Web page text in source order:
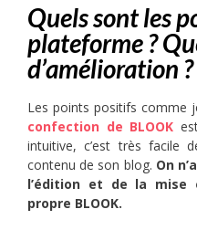
Quels sont les
plateforme ?
d’amélioration ?
Les points positifs comme
confection de BLOOK
intuitive, c’est très facile
contenu de son blog. On
l’édition et de la mise
propre BLOOK.